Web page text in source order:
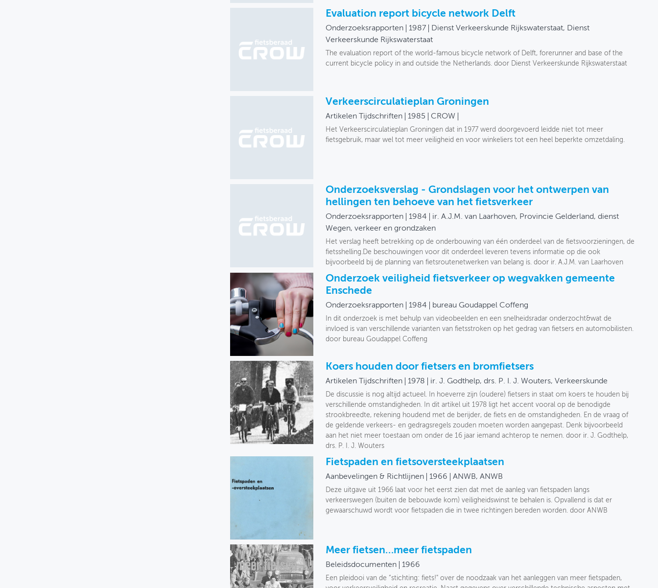
Evaluation report bicycle network Delft
Onderzoeksrapporten 1987
Dienst Verkeerskunde Rijkswaterstaat, Dienst
Verkeerskunde Rijkswaterstaat
The evaluation report of the world-famous bicycle network of Delft, forerunner and base of the
current bicycle policy in and outside the Netherlands. door Dienst Verkeerskunde Rijkswaterstaat
Verkeerscirculatieplan Groningen
Artikelen Tijdschriften 1985 CROW
Het Verkeerscirculatieplan Groningen dat in 1977 werd doorgevoerd leidde niet tot meer
fietsgebruik, maar wel tot meer veiligheid en voor winkeliers tot een heel beperkte omzetdaling.
Onderzoeksverslag - Grondslagen voor het ontwerpen van
hellingen ten behoeve van het fietsverkeer
Onderzoeksrapporten 1984
ir. A.J.M. van Laarhoven, Provincie Gelderland, dienst
Wegen, verkeer en grondzaken
Het verslag heeft betrekking op de onderbouwing van één onderdeel van de fietsvoorzieningen, de
fietsshelling.De beschouwingen voor dit onderdeel leveren tevens informatie op die ook
bijvoorbeeld bij de planning van fietsroutenetwerken van belang is. door ir. A.J.M. van Laarhoven
Onderzoek veiligheid fietsverkeer op wegvakken gemeente
Enschede
Onderzoeksrapporten 1984 bureau Goudappel Coffeng
In dit onderzoek is met behulp van videobeelden en een snelheidsradar onderzocht&wat de
invloed is van verschillende varianten van fietsstroken op het gedrag van fietsers en automobilisten.
door bureau Goudappel Coffeng
Koers houden door fietsers en bromfietsers
Artikelen Tijdschriften 1978 ir. J. Godthelp, drs. P. I. J. Wouters, Verkeerskunde
De discussie is nog altijd actueel. In hoeverre zijn (oudere) fietsers in staat om koers te houden bij
verschillende omstandigheden. In dit artikel uit 1978 ligt het accent vooral op de benodigde
strookbreedte, rekening houdend met de berijder, de fiets en de omstandigheden. En de vraag of
de geldende verkeers- en gedragsregels zouden moeten worden aangepast. Denk bijvoorbeeld
aan het niet meer toestaan om onder de 16 jaar iemand achterop te nemen. door ir. J. Godthelp,
drs. P. I. J. Wouters
Fietspaden en fietsoversteekplaatsen
Aanbevelingen & Richtlijnen 1966 ANWB, ANWB
Deze uitgave uit 1966 laat voor het eerst zien dat met de aanleg van fietspaden langs
verkeerswegen (buiten de bebouwde kom) veiligheidswinst te behalen is. Opvallend is dat er
gewaarschuwd wordt voor fietspaden die in twee richtingen bereden worden. door ANWB
Meer fietsen…meer fietspaden
Beleidsdocumenten 1966
Een pleidooi van de “stichting: fiets!" over de noodzaak van het aanleggen van meer fietspaden,